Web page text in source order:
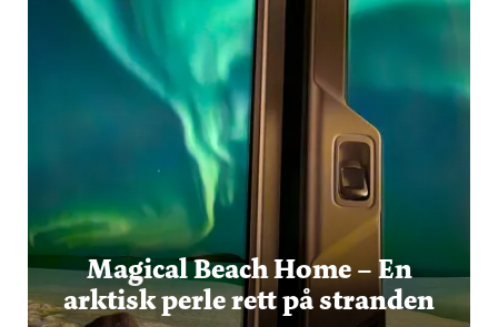
Magical Beach Home – En
arktisk perle rett på stranden